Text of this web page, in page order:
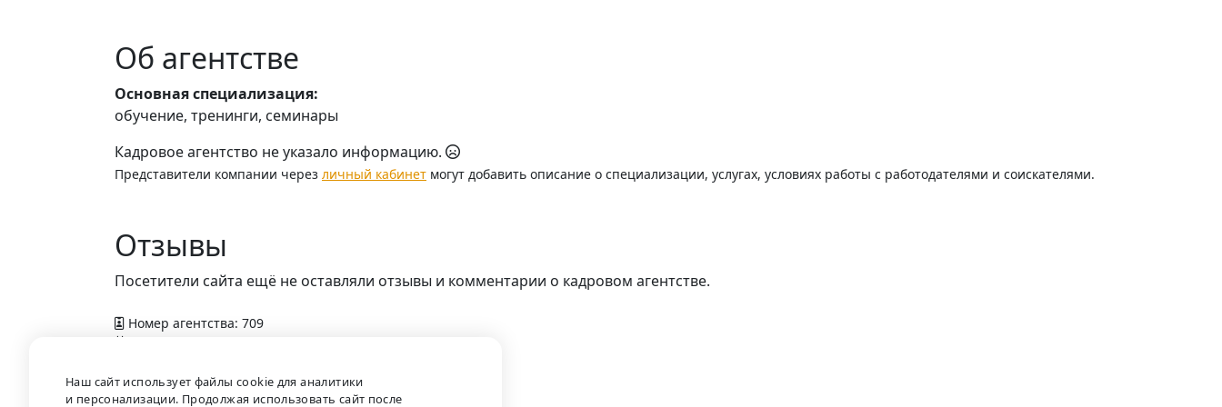
Об агентстве
Основная специализация:
обучение, тренинги, семинары
Кадровое агентство не указало информацию.
Представители компании через личный кабинет могут добавить описание о специализации, услугах, условиях работы с работодателями и соискателями.
Отзывы
Посетители сайта ещё не оставляли отзывы и комментарии о кадровом агентстве.
Номер агентства: 709
Наш сайт использует файлы cookie для аналитики
и персонализации. Продолжая использовать сайт после